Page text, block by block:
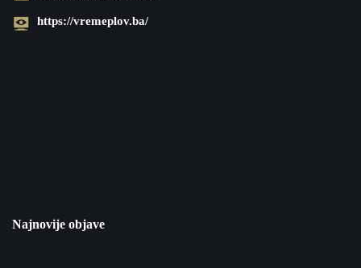
https://vremeplov.ba/
Najnovije objave